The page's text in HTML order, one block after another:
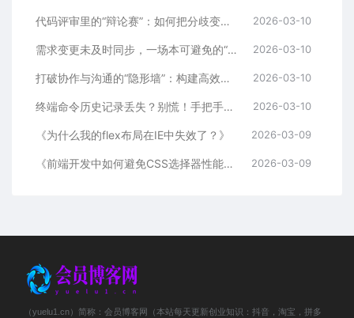
代码评审里的“辩论赛”：如何把分歧变成团队成长的阶梯 2026-03-10
需求变更未及时同步，一场本可避免的“返工”闹剧 2026-03-10
打破协作与沟通的“隐形墙”：构建高效团队的密钥 2026-03-10
终端命令历史记录丢失？别慌！手把手教你找回+永久预防 2026-03-10
《为什么我的flex布局在IE中失效了？》 2026-03-09
《前端开发中如何避免CSS选择器性能问题？》 2026-03-09
（yuelu1.cn）简称：会员博客网（本站每天更新创业知识：抖音，淘宝，拼多